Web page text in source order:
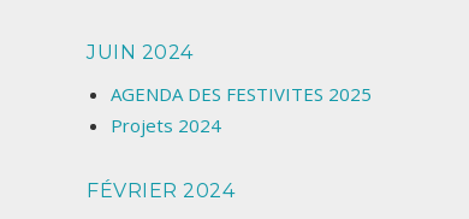
JUIN 2024
AGENDA DES FESTIVITES 2025
Projets 2024
FÉVRIER 2024